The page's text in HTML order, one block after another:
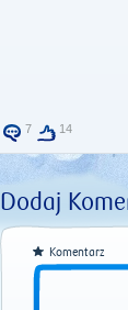
7 14
Dodaj
Komentarz